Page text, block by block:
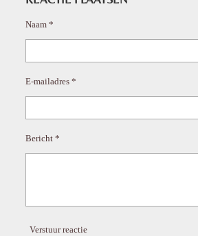
n
e
Naam *
E-mailadres *
Bericht *
Verstuur reactie